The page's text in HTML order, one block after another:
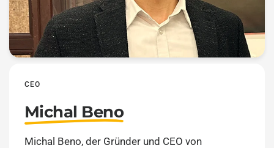
CEO
Michal Beno
Michal Beno, der Gründer und CEO von